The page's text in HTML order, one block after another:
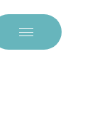
メニューを開閉